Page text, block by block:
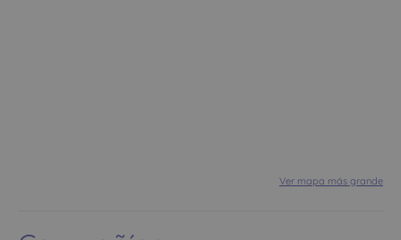
Ver mapa más grande